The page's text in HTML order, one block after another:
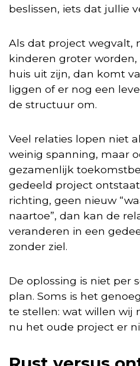
beslissen, iets dat jullie
Als dat project wegvalt,
kinderen groter
huis uit zijn, dan komt
liggen of er nog een
de structuur om.
Veel relaties lopen niet
weinig spanning, maar
gezamenlijk
gedeeld project
richting, geen nieuw
naartoe”, dan kan de
veranderen in een
zonder ziel.
De oplossing is niet per
plan. Soms is het
te stellen: wat willen wij
nu het oude project er